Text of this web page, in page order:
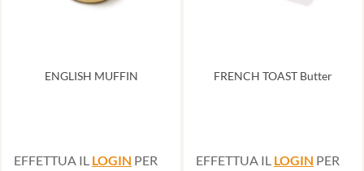
ENGLISH MUFFIN
EFFETTUA IL LOGIN PER
FRENCH TOAST Butter
EFFETTUA IL LOGIN PER